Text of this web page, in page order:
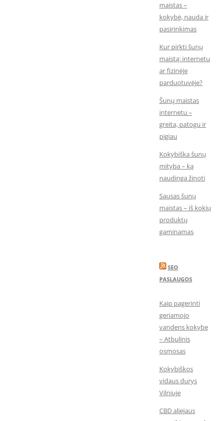
maistas –
kokybė, nauda ir
pasirinkimas
Kur pirkti šunų
maistą: internetu
ar fizinėje
parduotuvėje?
Šunų maistas
internetu –
greita, patogu ir
pigiau
Kokybiška šunų
mityba – ką
naudinga žinoti
Sausas šunų
maistas – iš kokių
produktų
gaminamas
SEO
PASLAUGOS
Kaip pagerinti
geriamojo
vandens kokybę
– Atbulinis
osmosas
Kokybiškos
vidaus durys
Vilniuje
CBD aliejaus